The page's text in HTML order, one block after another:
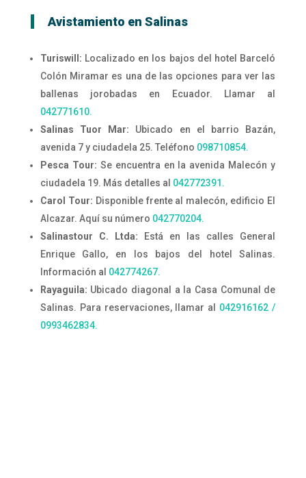
Avistamiento en Salinas
Turiswill: Localizado en los bajos del hotel Barceló
Colón Miramar es una de las opciones para ver las
ballenas jorobadas en Ecuador. Llamar al
042771610.
Salinas Tuor Mar: Ubicado en el barrio Bazán,
avenida 7 y ciudadela 25. Teléfono 098710854.
Pesca Tour: Se encuentra en la avenida Malecón y
ciudadela 19. Más detalles al 042772391.
Carol Tour: Disponible frente al malecón, edificio El
Alcazar. Aquí su número 042770204.
Salinastour C. Ltda:
Está en las calles General
Enrique Gallo, en los bajos del hotel Salinas.
Información al 042774267.
Rayaguila: Ubicado diagonal a la Casa Comunal de
Salinas. Para reservaciones, llamar al
042916162 /
0993462834.